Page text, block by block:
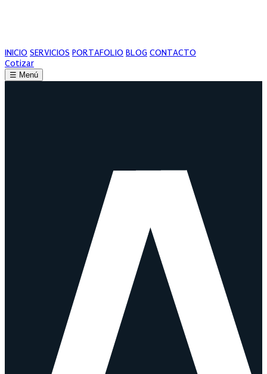
INICIO SERVICIOS PORTAFOLIO BLOG CONTACTO
Cotizar
☰ Menú